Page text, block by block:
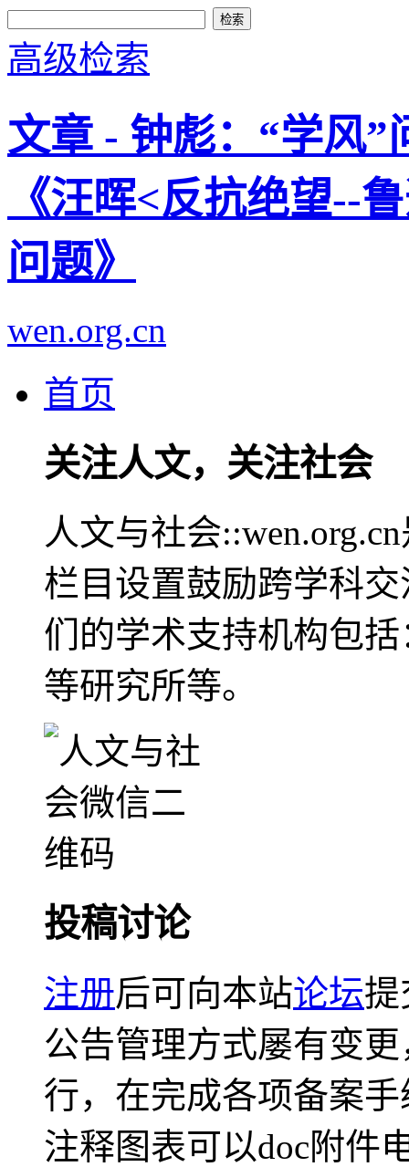
高级检索
文章 - 钟彪：“学风
《汪晖<反抗绝望--
问题》
wen.org.cn
首页
关注人文，关注社会
人文与社会
栏目设置鼓励跨学科
们的学术支持机构包
等研究所等。
投稿讨论
注册后可向本站论坛提
公告管理方式屡有变
行，在完成各项备案
注释图表可以doc附件